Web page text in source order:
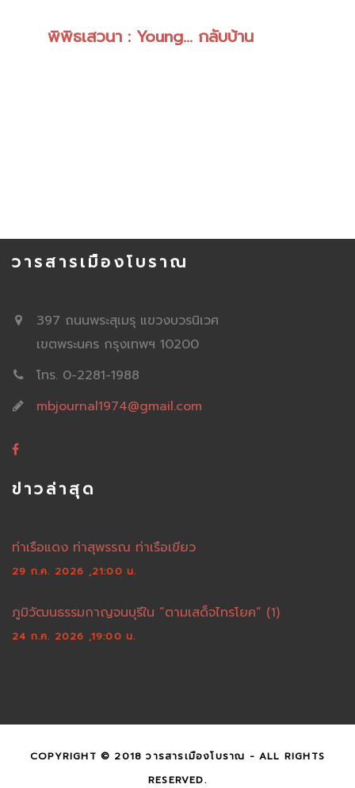
พิพิธเสวนา : Young... กลับบ้าน
วารสารเมืองโบราณ
397 ถนนพระสุเมรุ แขวงบวรนิเวศ
เขตพระนคร กรุงเทพฯ 10200
โทร. 0-2281-1988
mbjournal1974@gmail.com
ข่าวล่าสุด
ท่าเรือแดง ท่าสุพรรณ ท่าเรือเขียว
29 ก.ค. 2026 ,21:00 น.
ภูมิวัฒนธรรมกาญจนบุรีใน “ตามเสด็จไทรโยค” (1)
24 ก.ค. 2026 ,19:00 น.
COPYRIGHT © 2018 วารสารเมืองโบราณ - ALL RIGHTS
RESERVED.